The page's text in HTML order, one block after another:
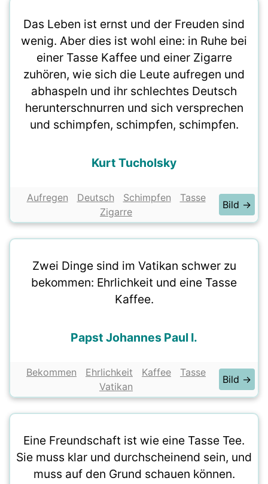
Das Leben ist ernst und der Freuden sind
wenig. Aber dies ist wohl eine: in Ruhe bei
einer Tasse Kaffee und einer Zigarre
zuhören, wie sich die Leute aufregen und
abhaspeln und ihr schlechtes Deutsch
herunterschnurren und sich versprechen
und schimpfen, schimpfen, schimpfen.
Kurt Tucholsky
Aufregen Deutsch Schimpfen
Tasse
Zigarre
Bild →
Zwei Dinge sind im Vatikan schwer zu
bekommen: Ehrlichkeit und eine Tasse
Kaffee.
Papst Johannes Paul I.
Bekommen Ehrlichkeit Kaffee
Tasse
Vatikan
Bild →
Eine Freundschaft ist wie eine Tasse Tee.
Sie muss klar und durchscheinend sein, und
muss auf den Grund schauen können.